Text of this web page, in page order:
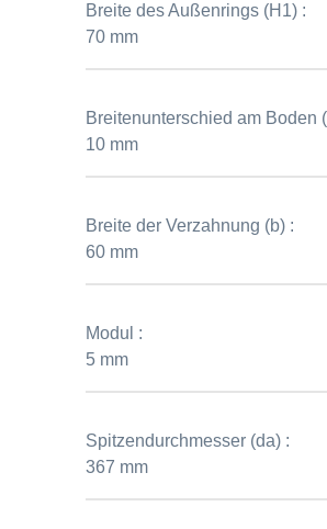
Breite des Außenrings (H1) :
70 mm
Breitenunterschied am Boden
10 mm
Breite der Verzahnung (b) :
60 mm
Modul :
5 mm
Spitzendurchmesser (da) :
367 mm